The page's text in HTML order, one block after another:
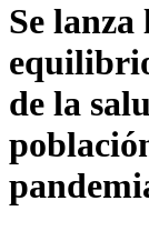
Se
de la